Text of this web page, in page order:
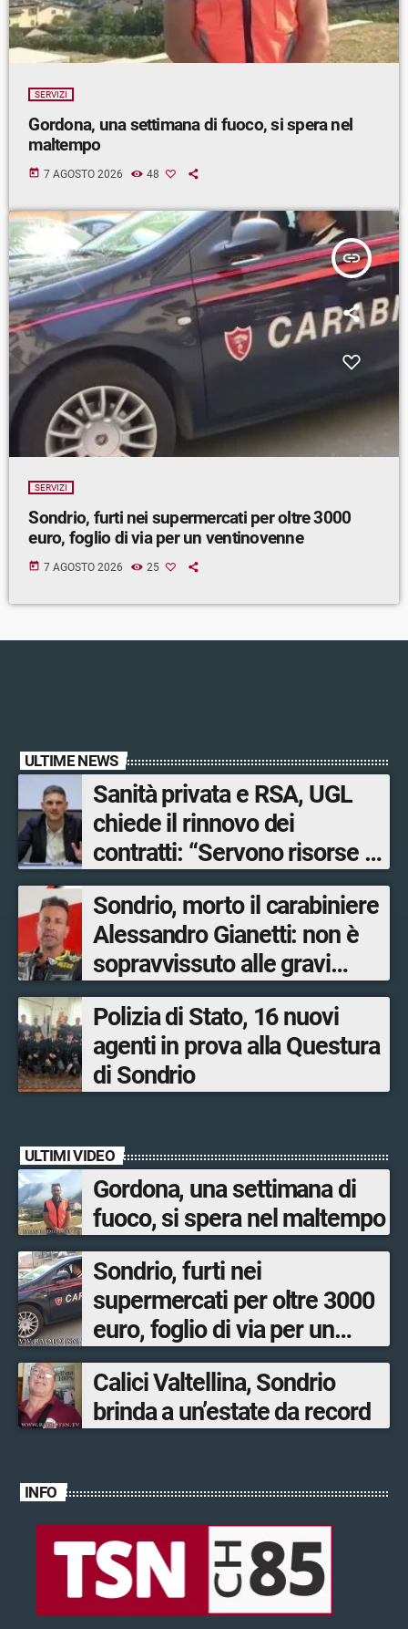
SERVIZI
Gordona, una settimana di fuoco, si spera nel
maltempo
today 7 AGOSTO 2026 48
insert_link
SERVIZI
Sondrio, furti nei supermercati per oltre 3000
euro, foglio di via per un ventinovenne
today 7 AGOSTO 2026 25
ULTIME NEWS
Sanità privata e RSA, UGL
chiede il rinnovo dei
contratti: “Servono risorse e
salari adeguati”
Sondrio, morto il carabiniere
Alessandro Gianetti: non è
sopravvissuto alle gravi
ustioni
Polizia di Stato, 16 nuovi
agenti in prova alla Questura
di Sondrio
ULTIMI VIDEO
Gordona, una settimana di
fuoco, si spera nel maltempo
Sondrio, furti nei
supermercati per oltre 3000
euro, foglio di via per un
ventinovenne
Calici Valtellina, Sondrio
brinda a un’estate da record
INFO